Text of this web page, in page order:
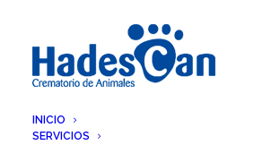
INICIO
SERVICIOS